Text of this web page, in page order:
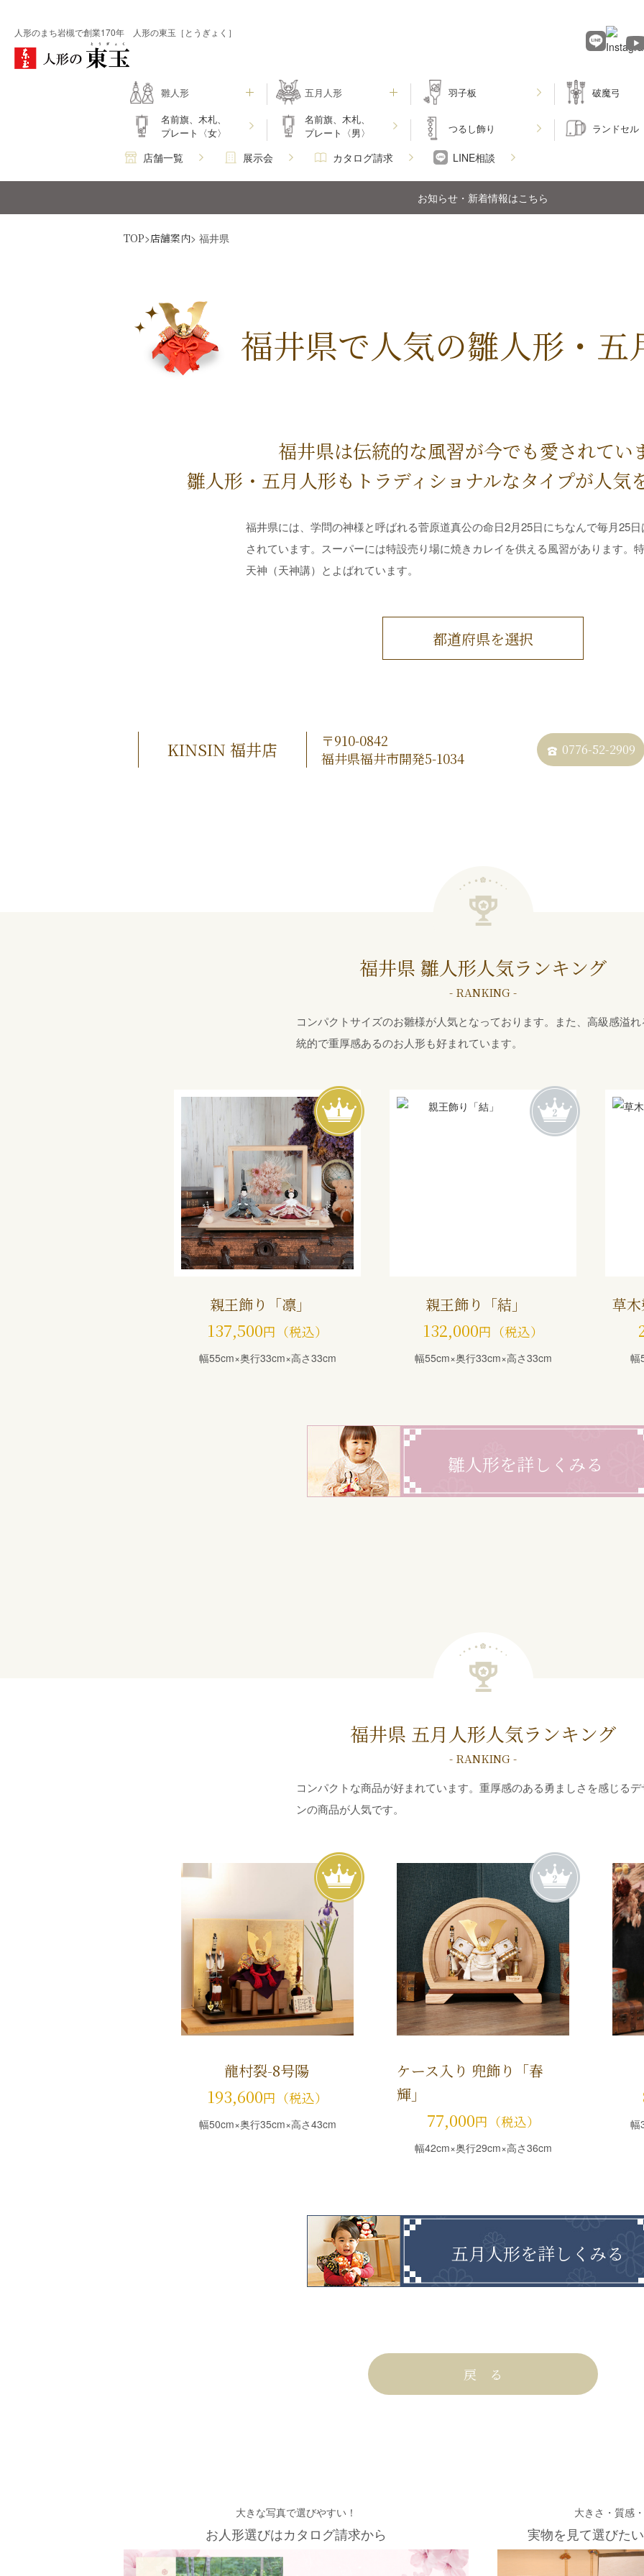
人形のまち岩槻で創業170年 人形の東玉［とうぎょく］
雛人形 五月人形 羽子板
破魔弓
名前旗、木札、
プレート〈女〉
名前旗、木札、
プレート〈男〉
つるし飾り ランドセル
店舗一覧 展示会 カタログ請求 LINE相談
お知らせ・新着情報はこちら
TOP>店舗案内> 福井県
福井県で人気の雛人形・五
福井県は伝統的な風習が今でも愛されてい
雛人形・五月人形もトラディショナルなタイプが人気
福井県には、学問の神様と呼ばれる菅原道真公の命日2月25日にちなんで毎月25
されています。スーパーには特設売り場に焼きカレイを供える風習があります。
天神（天神講）とよばれています。
都道府県を選択
KINSIN 福井店
〒910-0842
福井県福井市開発5-1034
0776-52-2909
福井県 雛人形人気ランキング
- RANKING -
コンパクトサイズのお雛様が人気となっております。また、高級感溢
統的で重厚感あるのお人形も好まれています。
親王飾り「凛」
137,500円（税込）
幅55cm×奥行33cm×高さ33cm
親王飾り「結」
132,000円（税込）
幅55cm×奥行33cm×高さ33cm
草
幅
雛人形を詳しくみる
福井県 五月人形人気ランキング
- RANKING -
コンパクトな商品が好まれています。重厚感のある勇ましさを感じる
ンの商品が人気です。
龍村裂-8号陽
193,600円（税込）
幅50cm×奥行35cm×高さ43cm
ケース入り 兜飾り「春
輝」
77,000円（税込）
幅42cm×奥行29cm×高さ36cm
幅
五月人形を詳しくみる
戻 る
大きな写真で選びやすい！
お人形選びはカタログ請求から
大きさ・質感
実物を見て選びた